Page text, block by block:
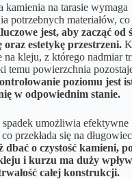
kamienia na tarasie wymaga
potrzebnych materiałów,
jest, aby zacząć od
oraz estetykę przestrzeni.
na kleju, z którego nadmiar
temu powierzchnia
poziomu jest
w odpowiednim stanie.
umożliwia efektywne
przekłada się na
dbać o czystość kamieni,
i kurzu ma duży
całej konstrukcji.